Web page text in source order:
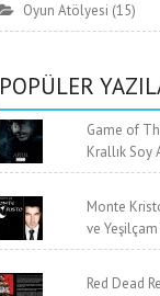
Oyun Atölyesi (15)
POPÜLER
Game of
Krallık Soy
Monte
ve
Red Dead